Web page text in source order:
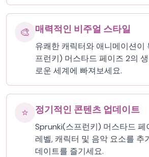
🎨 매력적인 비주얼 스타일
유쾌한 캐릭터와 애니메이션이
프런키) 머스타드 페이즈 2의
로운 세계에 빠져보세요.
⭐ 정기적인 콘텐츠 업데이트
Sprunki(스프런키) 머스타드 페
레벨, 캐릭터 및 음악 요소를 추
데이트를 즐기세요.